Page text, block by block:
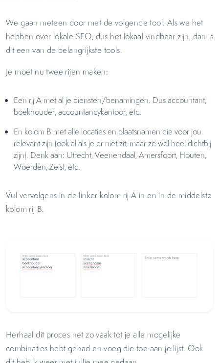
We gaan meteen door met de volgende tool. Als we het
hebben over lokale SEO, dus het lokaal vindbaar zijn, dan is
dit een van de belangrijkste tools.
Je moet nu twee rijen maken:
Een rij A met al je diensten/benamingen. Dus accountant,
boekhouder, accountancykantoor, etc.
En kolom B met alle locaties en plaatsnamen die voor jou
relevant zijn (ook al als je er niet zit, maar ze wel heel dichtbij
zijn). Denk aan: Utrecht, Veenendaal, Amersfoort, Houten,
Woerden, Zeist, etc.
Vul vervolgens in de linker kolom rij A in en in de middelste
kolom rij B.
Herhaal dit proces net zo vaak tot je alle mogelijke
combinaties hebt gehad en voeg die toe aan je lijst. Ook